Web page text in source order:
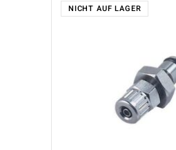
NICHT AUF LAGER
WEITERLESEN